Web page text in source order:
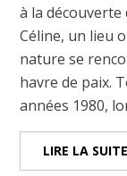
à la découverte
Céline, un lieu
nature se
havre de paix.
années 1980,
LIRE LA SUITE